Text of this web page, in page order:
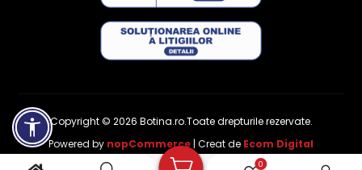
0
Copyright © 2026 Botina.ro.Toate drepturile rezervate.
Powered by nopCommerce | Creat de Ecom Digital